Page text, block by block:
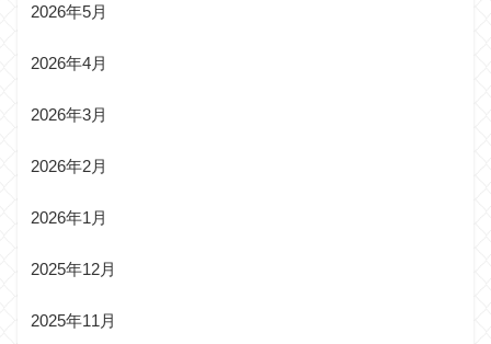
2026年5月
2026年4月
2026年3月
2026年2月
2026年1月
2025年12月
2025年11月